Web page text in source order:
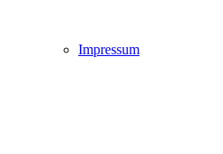
Impressum